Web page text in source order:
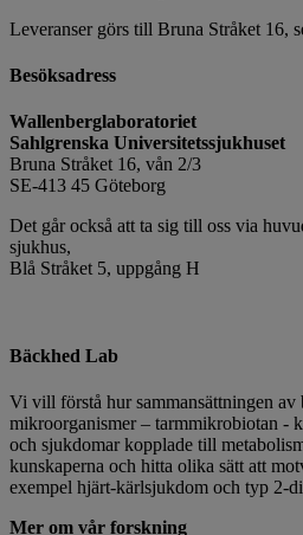
Leveranser görs till Bruna Stråket 16,
Besöksadress
Wallenberglaboratoriet
Sahlgrenska Universitetssjukhuset
Bruna Stråket 16, vån 2/3
SE-413 45 Göteborg
Det går också att ta sig till oss via
sjukhus,
Blå Stråket 5, uppgång H
Bäckhed Lab
Vi vill förstå hur sammansättningen av
mikroorganismer – tarmmikrobiotan -
och sjukdomar kopplade till
kunskaperna och hitta olika sätt att
exempel hjärt-kärlsjukdom och typ 2-
Mer om vår forskning